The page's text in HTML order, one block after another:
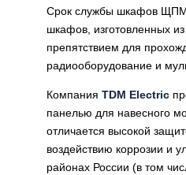
Срок службы шкафов ЩПМП
шкафов, изготовленных
препятствием для
радиооборудование и
Компания TDM Electric
панелью для навесного
отличается высокой
воздействию коррозии и
районах России (в том